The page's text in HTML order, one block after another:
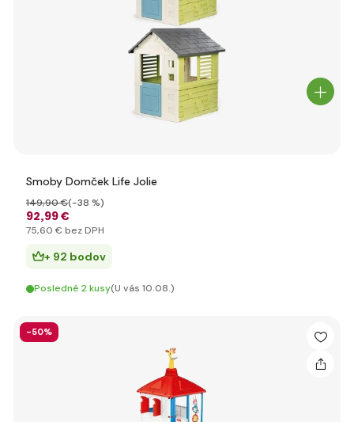
Smoby Domček Life Jolie
92,99 €
149,90 €(-38 %)
75,60 € bez DPH
+ 92 bodov
Posledné 2 kusy(U vás 10.08.)
-50%